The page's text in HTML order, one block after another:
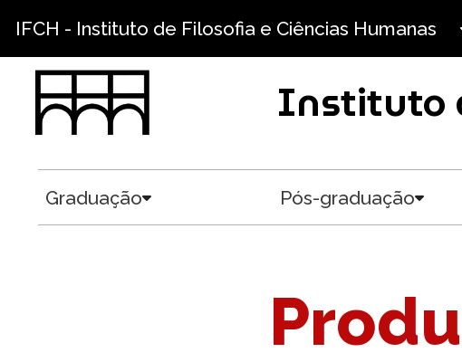
IFCH - Instituto de Filosofia e Ciências Humanas
Instituto
Graduação Pós-graduação